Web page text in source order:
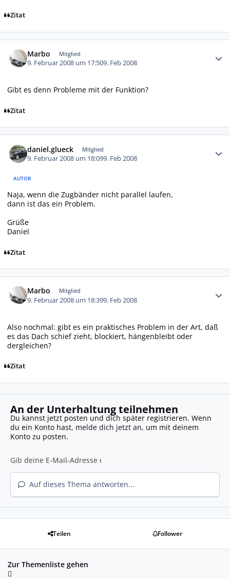
Zitat
Marbo Mitglied
9. Februar 2008 um 17:509. Feb 2008
Gibt es denn Probleme mit der Funktion?
Zitat
daniel.glueck Mitglied
9. Februar 2008 um 18:099. Feb 2008
AUTOR
Naja, wenn die Zugbänder nicht parallel laufen,
dann ist das ein Problem.
Grüße
Daniel
Zitat
Marbo Mitglied
9. Februar 2008 um 18:399. Feb 2008
Also nochmal: gibt es ein praktisches Problem in der Art, daß
es das Dach schief zieht, blockiert, hängenbleibt oder
dergleichen?
Zitat
An der Unterhaltung teilnehmen
Du kannst jetzt posten und dich später registrieren. Wenn
du ein Konto hast, melde dich jetzt an, um mit deinem
Konto zu posten.
Auf dieses Thema antworten...
Teilen Follower
Zur Themenliste gehen